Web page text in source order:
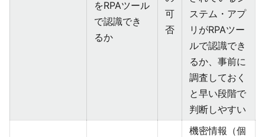
をRPAツール
で認識でき
るか
可
否
ステム・アプ
リがRPAツー
ルで認識でき
るか、事前に
調査しておく
と早い段階で
判断しやすい
機密情報（個